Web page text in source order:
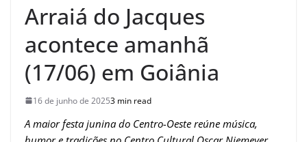
Arraiá do Jacques
acontece amanhã
(17/06) em Goiânia
16 de junho de 20253 min read
A maior festa junina do Centro-Oeste reúne música,